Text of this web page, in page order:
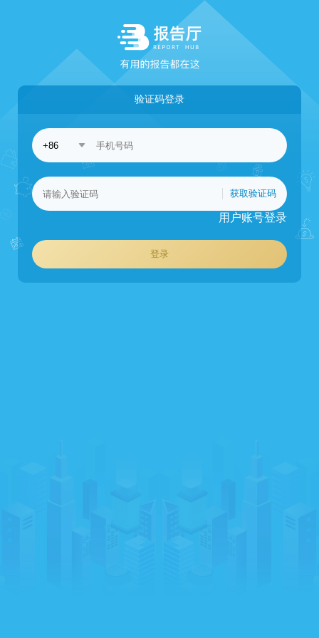
验证码登录
获取验证码
用户账号登录
登录